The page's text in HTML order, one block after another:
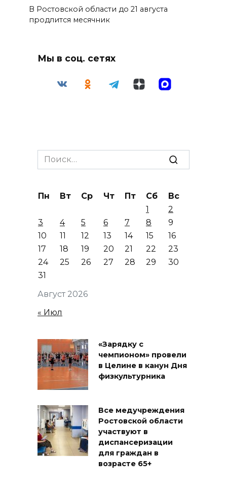
В Ростовской области до 21 августа
продлится месячник
Мы в соц. сетях
Search
for:
Август 2026
Пн Вт Ср Чт Пт Сб
Вс
1
2
3
4 5 6 7 8
9
10
11 12 13 14 15
16
17
18 19 20 21 22
23
24
25 26 27 28 29
30
31
« Июл
«Зарядку с
чемпионом» провели
в Целине в канун Дня
физкультурника
Все медучреждения
Ростовской области
участвуют в
диспансеризации
для граждан в
возрасте 65+